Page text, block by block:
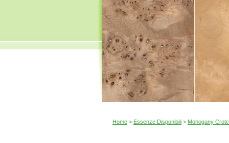
Home > Essenze Disponibili > Mohogany